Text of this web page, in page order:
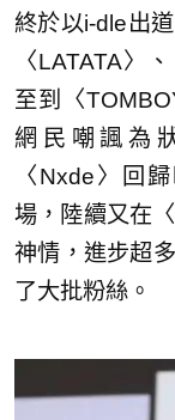
終於以i-dle出
〈LATATA〉
至到〈
網民嘲諷為
〈Nxde〉回
場，陸續又在
神情，進步超
了大批粉絲。